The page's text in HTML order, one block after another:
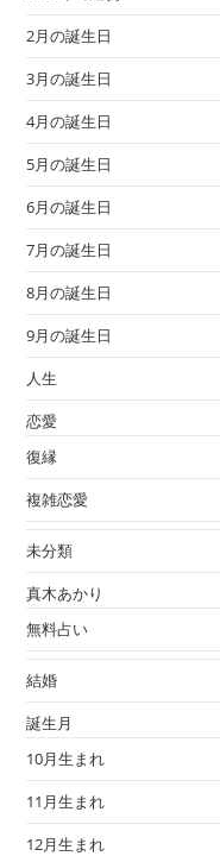
2月の誕生日
3月の誕生日
4月の誕生日
5月の誕生日
6月の誕生日
7月の誕生日
8月の誕生日
9月の誕生日
人生
恋愛
復縁
複雑恋愛
未分類
真木あかり
無料占い
結婚
誕生月
10月生まれ
11月生まれ
12月生まれ